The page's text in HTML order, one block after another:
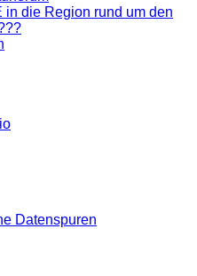
in die Region rund um den
Datenspuren